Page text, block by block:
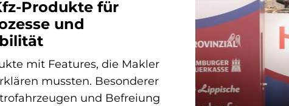
Produkte für
und
mit Features, die Makler
mussten. Besonderer
und Befreiung